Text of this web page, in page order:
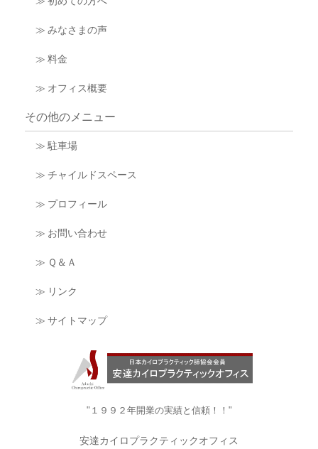
≫ みなさまの声
≫ 料金
≫ オフィス概要
その他のメニュー
≫ 駐車場
≫ チャイルドスペース
≫ プロフィール
≫ お問い合わせ
≫ Ｑ＆Ａ
≫ リンク
≫ サイトマップ
"１９９２年開業の実績と信頼！！"
安達カイロプラクティックオフィス